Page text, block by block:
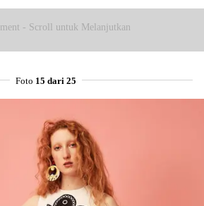
- Scroll untuk Melanjutkan
Foto 15 dari 25